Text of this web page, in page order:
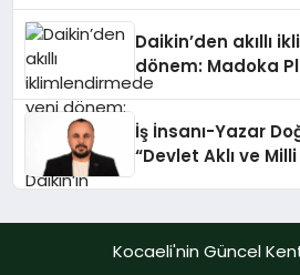
Daikin’den akıllı
dönem: Madoka
Daikin’in kullanıcı
teknolojilerle
VRV kontrol
Türkiye’de satışa
sayesinde
İş İnsanı-Yazar
“Devlet Aklı ve
Kocaeli'nin Güncel